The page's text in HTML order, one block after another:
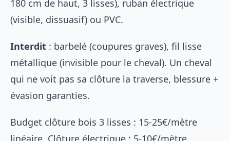
180 cm de haut, 3 lisses), ruban électrique
(visible, dissuasif) ou PVC.
Interdit : barbelé (coupures graves), fil lisse
métallique (invisible pour le cheval). Un cheval
qui ne voit pas sa clôture la traverse, blessure +
évasion garanties.
Budget clôture bois 3 lisses : 15-25€/mètre
linéaire. Clôture électrique : 5-10€/mètre